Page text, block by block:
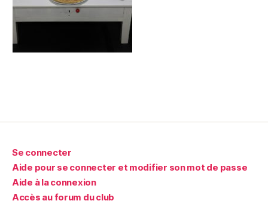
Se connecter
Aide pour se connecter et modifier son mot de passe
Aide à la connexion
Accès au forum du club